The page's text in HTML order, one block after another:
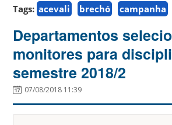
Tags: acevali brechó campanha
Departamentos
monitores para
semestre 2018/2
07/08/2018 11:39